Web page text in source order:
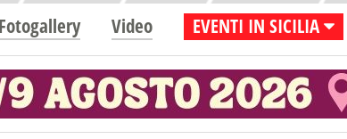
Fotogallery Video EVENTI IN SICILIA